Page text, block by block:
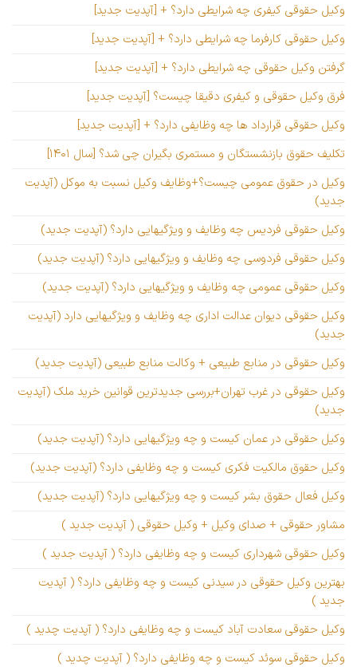
وکیل حقوقی کیفری چه شرایطی دارد؟ + [آپدیت جدید]
وکیل حقوقی کارفرما چه شرایطی دارد؟ + [آپدیت جدید]
گرفتن وکیل حقوقی چه شرایطی دارد؟ + [آپدیت جدید]
فرق وکیل حقوقی و کیفری دقیقا چیست؟ [آپدیت جدید]
وکیل حقوقی قرارداد ها چه وظایفی دارد؟ + [آپدیت جدید]
تکلیف حقوق بازنشستگان و مستمری بگیران چی شد؟ [سال ۱۴۰۱]
وکیل در حقوق عمومی چیست؟+وظایف وکیل نسبت به موکل (آپدیت
جدید)
وکیل حقوقی فردیس چه وظایف و ویژگیهایی دارد؟ (آپدیت جدید)
وکیل حقوقی فردوسی چه وظایف و ویژگیهایی دارد؟ (آپدیت جدید)
وکیل حقوقی عمومی چه وظایف و ویژگیهایی دارد؟ (آپدیت جدید)
وکیل حقوقی دیوان عدالت اداری چه وظایف و ویژگیهایی دارد (آپدیت
جدید)
وکیل حقوقی در منابع طبیعی + وکالت منابع طبیعی (آپدیت جدید)
وکیل حقوقی در غرب تهران+بررسی جدیدترین قوانین خرید ملک (آپدیت
جدید)
وکیل حقوقی در عمان کیست و چه ویژگیهایی دارد؟ (آپدیت جدید)
وکیل حقوق مالکیت فکری کیست و چه وظایفی دارد؟ (آپدیت جدید)
وکیل فعال حقوق بشر کیست و چه ویژگیهایی دارد؟ (آپدیت جدید)
مشاور حقوقی + صدای وکیل + وکیل حقوقی ( آپدیت جدید )
وکیل حقوقی شهرداری کیست و چه وظایفی دارد؟ ( آپدیت جدید )
بهترین وکیل حقوقی در سیدنی کیست و چه وظایفی دارد؟ ( آپدیت
جدید )
وکیل حقوقی سعادت آباد کیست و چه وظایفی دارد؟ ( آپدیت چدید )
وکیل حقوقی سوئد کیست و چه وظایفی دارد؟ ( آپدیت چدید )